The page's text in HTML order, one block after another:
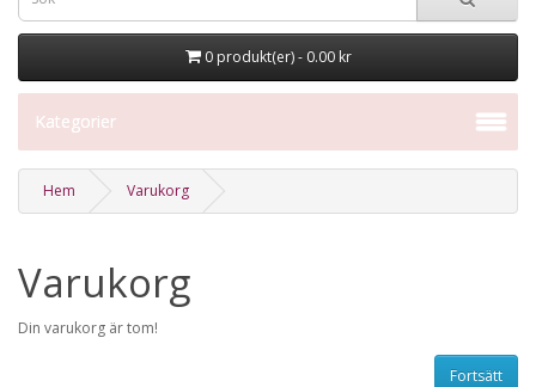
0 produkt(er) - 0.00 kr
Kategorier
Hem Varukorg
Varukorg
Din varukorg är tom!
Fortsätt